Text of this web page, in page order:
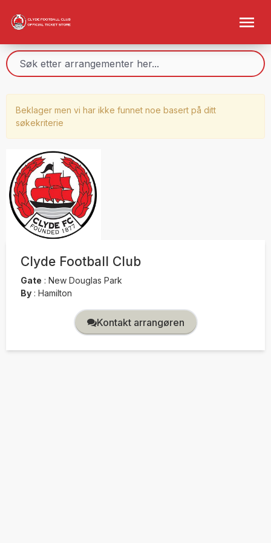
Beklager men vi har ikke funnet noe basert på ditt
søkekriterie
Clyde Football Club
Gate : New Douglas Park
By : Hamilton
Kontakt arrangøren